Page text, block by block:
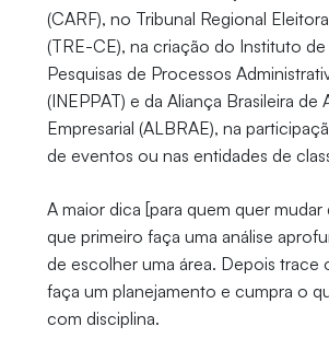
(CARF), no Tribunal Regional
(TRE-CE), na criação do Instituto
Pesquisas de Processos
(INEPPAT) e da Aliança Brasileira de
Empresarial (ALBRAE), na
de eventos ou nas entidades de
A maior dica [para quem quer mudar
que primeiro faça uma análise
de escolher uma área. Depois trace
faça um planejamento e cumpra o
com disciplina.